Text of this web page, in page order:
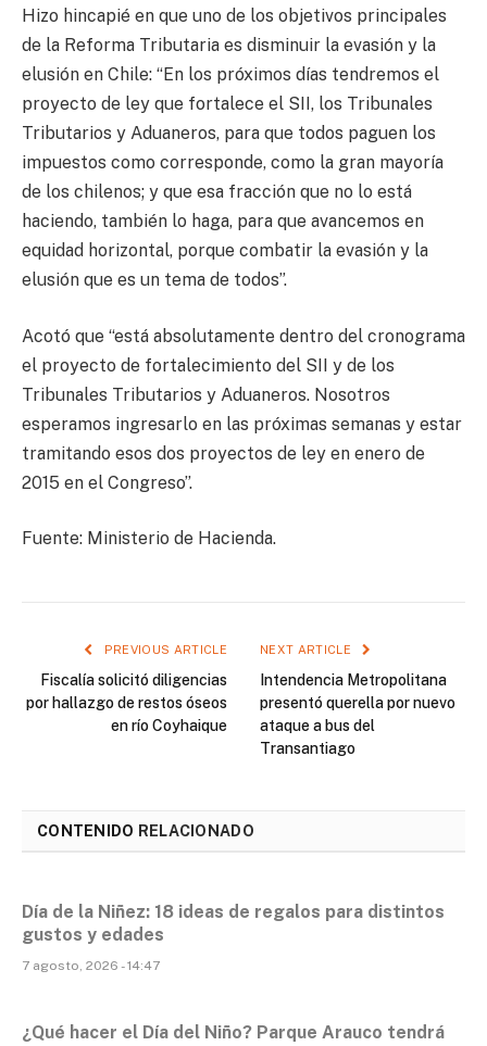
Hizo hincapié en que uno de los objetivos principales
de la Reforma Tributaria es disminuir la evasión y la
elusión en Chile: “En los próximos días tendremos el
proyecto de ley que fortalece el SII, los Tribunales
Tributarios y Aduaneros, para que todos paguen los
impuestos como corresponde, como la gran mayoría
de los chilenos; y que esa fracción que no lo está
haciendo, también lo haga, para que avancemos en
equidad horizontal, porque combatir la evasión y la
elusión que es un tema de todos”.
Acotó que “está absolutamente dentro del cronograma
el proyecto de fortalecimiento del SII y de los
Tribunales Tributarios y Aduaneros. Nosotros
esperamos ingresarlo en las próximas semanas y estar
tramitando esos dos proyectos de ley en enero de
2015 en el Congreso”.
Fuente: Ministerio de Hacienda.
PREVIOUS ARTICLE
Fiscalía solicitó diligencias
por hallazgo de restos óseos
en río Coyhaique
NEXT ARTICLE
Intendencia Metropolitana
presentó querella por nuevo
ataque a bus del
Transantiago
CONTENIDO RELACIONADO
Día de la Niñez: 18 ideas de regalos para distintos
gustos y edades
7 agosto, 2026 - 14:47
¿Qué hacer el Día del Niño? Parque Arauco tendrá